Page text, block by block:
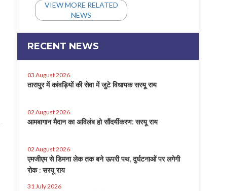
VIEW MORE RELATED
NEWS
RECENT NEWS
03 August 2026
तारापुर में कांवड़ियों की सेवा में जुटे विधायक सरयू राय
02 August 2026
आमबागान मैदान का अविलंब हो सौंदर्यीकरण: सरयू राय
02 August 2026
एमजीएम से डिमना लेक तक बने ऊपरी पथ, दुर्घटनाओं पर लगेगी
रोक : सरयू राय
31 July 2026